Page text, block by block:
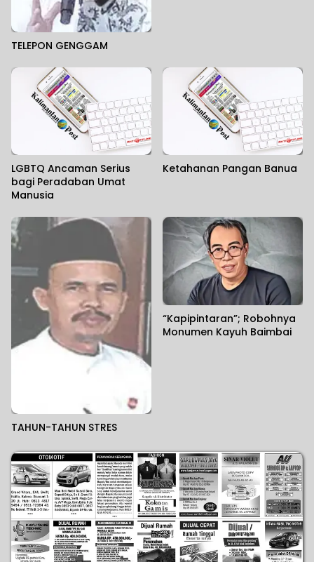
TELEPON GENGGAM
LGBTQ Ancaman Serius
bagi Peradaban Umat
Manusia
Ketahanan Pangan Banua
TAHUN-TAHUN STRES
“Kapipintaran”; Robohnya
Monumen Kayuh Baimbai